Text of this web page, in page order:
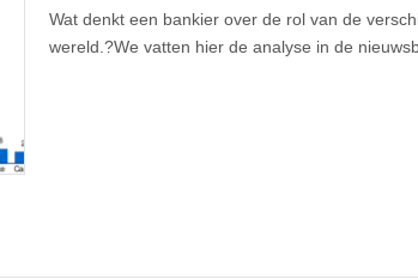
Wat denkt een bankier over de rol van de
wereld.?We vatten hier de analyse in de